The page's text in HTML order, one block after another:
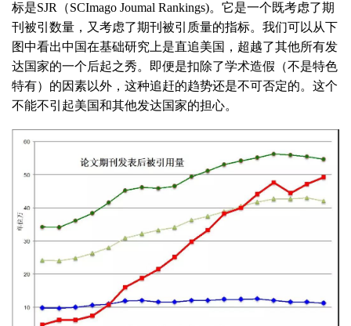
标是SJR（SCImago Joumal Rankings)。它是一个既考虑了期
刊被引数量，又考虑了期刊被引质量的指标。我们可以从下
图中看出中国在基础研究上是直追美国，超越了其他所有发
达国家的一个后起之秀。即便是扣除了学术造假（不是特色
特有）的因素以外，这种追赶的趋势还是不可否定的。这个
不能不引起美国和其他发达国家的担心。